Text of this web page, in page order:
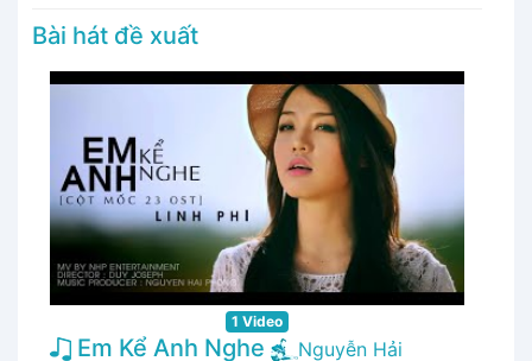
Bài hát đề xuất
1 Video
Em Kể Anh Nghe
Nguyễn Hải